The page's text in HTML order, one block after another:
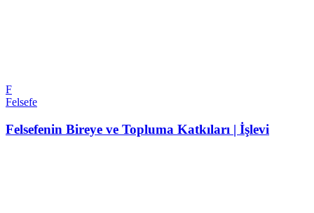
F
Felsefe
Felsefenin Bireye ve Topluma Katkıları | İşlevi